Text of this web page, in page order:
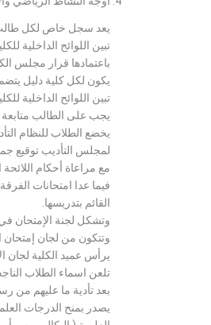
يعد سجل خاص لكل طالب
تبين اللوائح
باعتمادها قرار مجلس
يكون لكل كلية دليل
تبين اللوائح الداخلية
يجب على الطالب متابعة
يخضع الطلاب للنظام
لمجلس التأديب توقيع
مع مراعاة أحكام اللائحة
فيما عدا امتحانات
القائم بتدريسها.
وتشكل لجنة الإمتحان
وتتكون من لجان إمتحان
يرأس عميد الكلية لجان
تلعن اسماء الطلاب
بعد تأدية ما عليهم من
يصدر بمنح الدرجات